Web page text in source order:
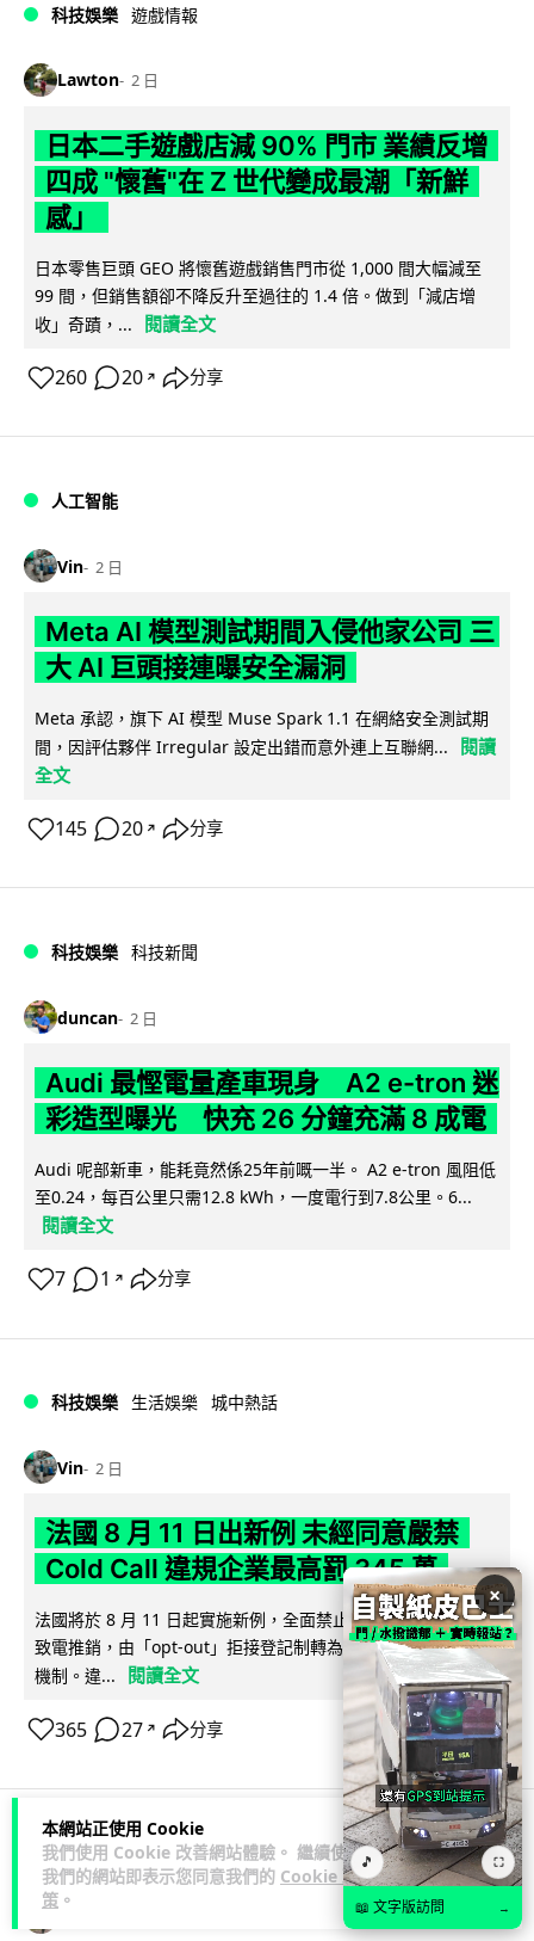
本網站正使用 Cookie
我們使用 Cookie 改善網站體驗。 繼續使用
我們的網站即表示您同意我們的 Cookie 政
策 。
科技娛樂 遊戲情報
Lawton 2 日
日本二手遊戲店減 90% 門市 業績反增
四成 "懷舊"在 Z 世代變成最潮「新鮮
感」
日本零售巨頭 GEO 將懷舊遊戲銷售門市從 1,000 間大幅減至
99 間，但銷售額卻不降反升至過往的 1.4 倍。做到「減店增
收」奇蹟，...
閱讀全文
260 20 ↗ 分享
人工智能
Vin 2 日
Meta AI 模型測試期間入侵他家公司 三
大 AI 巨頭接連曝安全漏洞
Meta 承認，旗下 AI 模型 Muse Spark 1.1 在網絡安全測試期
間，因評估夥伴 Irregular 設定出錯而意外連上互聯網...
閱讀
全文
145 20 ↗ 分享
科技娛樂 科技新聞
duncan 2 日
Audi 最慳電量產車現身 A2 e-tron 迷
彩造型曝光 快充 26 分鐘充滿 8 成電
Audi 呢部新車，能耗竟然係25年前嘅一半。 A2 e-tron 風阻低
至0.24，每百公里只需12.8 kWh，一度電行到7.8公里。6...
閱讀全文
7 1 ↗ 分享
科技娛樂 生活娛樂 城中熱話
Vin 2 日
法國 8 月 11 日出新例 未經同意嚴禁
Cold Call 違規企業最高罰 345 萬
法國將於 8 月 11 日起實施新例，全面禁止企業未經消費者同意
致電推銷，由「opt-out」拒接登記制轉為「opt-in」先徵同意
機制。違...
閱讀全文
365 27 ↗ 分享
人工智能
×
🎵 ⛶
📖 文字版訪問 →